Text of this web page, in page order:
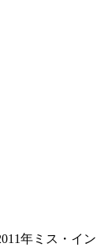
年ミス・